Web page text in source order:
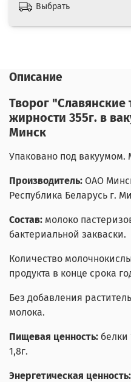
Выбрать
Описание
Творог "Славянские
жирности 355г. в
Минск
Упаковано под вакуумом.
Производитель: ОАО
Республика Беларусь г.
Состав: молоко
бактериальной закваски.
Количество
продукта в конце срока
Без добавления
молока.
Пищевая ценность: белки
1,8г.
Энергетическая ценность: